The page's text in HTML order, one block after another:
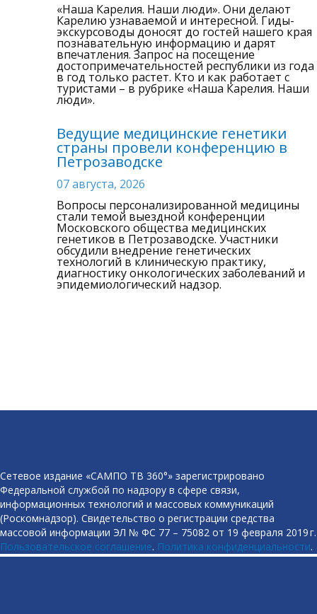
«Наша Карелия. Наши люди». Они делают
Карелию узнаваемой и интересной. Гиды-
экскурсоводы доносят до гостей нашего края
познавательную информацию и дарят
впечатления. Запрос на посещение
достопримечательностей республики из года
в год только растет. Кто и как работает с
туристами – в рубрике «Наша Карелия. Наши
люди».
Ведущие медицинские генетики
страны провели конференцию в
Петрозаводске
07 августа, 2026
Вопросы персонализированной медицины
стали темой выездной конференции
Московского общества медицинских
генетиков в Петрозаводске. Участники
обсудили внедрение генетических
технологий в клиническую практику,
диагностику онкологических заболеваний и
эпидемиологический надзор.
Сетевое издание «САМПО ТВ 360°» зарегистрировано
Федеральной службой по надзору в сфере связи,
информационных технологий и массовых коммуникаций
(Роскомнадзор). Свидетельство о регистрации средства
массовой информации ЭЛ № ФС 77 – 75082 от 19 февраля 2019 г.
Пользовательское соглашение. Политика конфиденциальности.